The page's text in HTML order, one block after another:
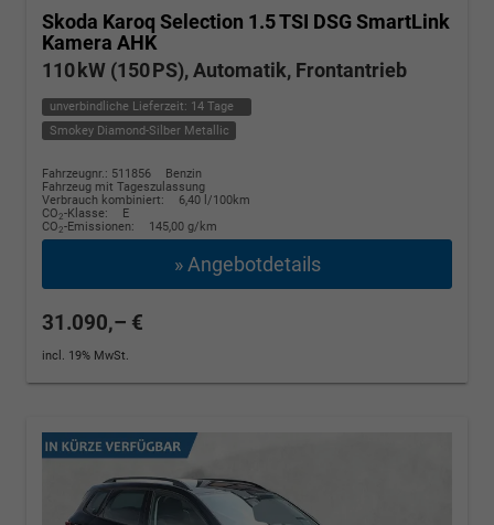
Skoda Karoq Selection 1.5 TSI DSG SmartLink
Kamera AHK
110 kW (150 PS), Automatik, Frontantrieb
unverbindliche Lieferzeit: 14 Tage
Smokey Diamond-Silber Metallic
Fahrzeugnr.: 511856
Benzin
Fahrzeug mit Tageszulassung
Verbrauch kombiniert:
6,40 l/100km
CO2-Klasse:
E
CO2-Emissionen: 145,00 g/km
» Angebotdetails
31.090,– €
incl. 19% MwSt.